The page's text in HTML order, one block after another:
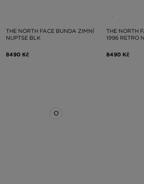
THE NORTH FACE BUNDA ZIMNÍ
NUPTSE BLK
8490 Kč
THE NORTH
1996 RETRO
8490 Kč